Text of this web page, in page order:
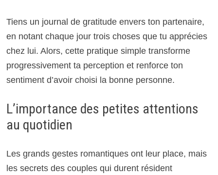
Tiens un journal de gratitude envers ton partenaire,
en notant chaque jour trois choses que tu apprécies
chez lui. Alors, cette pratique simple transforme
progressivement ta perception et renforce ton
sentiment d’avoir choisi la bonne personne.
L’importance des petites attentions
au quotidien
Les grands gestes romantiques ont leur place, mais
les secrets des couples qui durent résident